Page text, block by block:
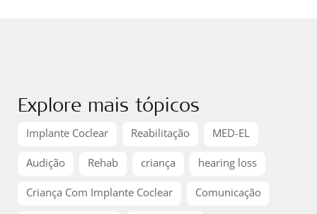
Explore mais tópicos
Implante Coclear Reabilitação MED-EL
Audição Rehab criança hearing loss
Criança Com Implante Coclear Comunicação